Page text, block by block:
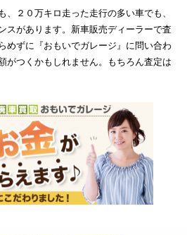
、２０万キロ走った走行の多い車でも、
スがあります。新車販売ディーラーで査
めずに『おもいでガレージ』に問い合わ
がつくかもしれません。もちろん査定は